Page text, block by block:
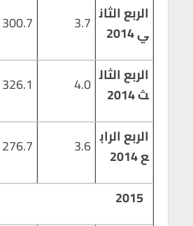
الربع الثان
ي 2014
3.7
300.7
الربع الثال
ث 2014
4.0
326.1
الربع الراب
ع 2014
3.6
276.7
2015